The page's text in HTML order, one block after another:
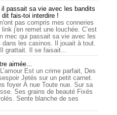
passait sa vie avec les bandits
fais-toi interdire !
pas compris mes conneries
j'en remet une louchée. C’est
mec qui passait sa vie avec les
dans les casinos. Il jouait à tout.
Il grattait. Il se faisait...
aimée...
Est un crime parfait, Des
Jetés sur un petit carnet.
foyer À nue Toute nue. Sur sa
Ses grains de beauté Fixés
Sente blanche de ses